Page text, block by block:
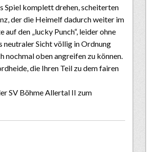
Spiel komplett drehen, scheiterten
der die Heimelf dadurch weiter im
den „lucky Punch“, leider ohne
neutraler Sicht völlig in Ordnung
nochmal oben angreifen zu können.
die Ihren Teil zu dem fairen
SV Böhme Allertal II zum